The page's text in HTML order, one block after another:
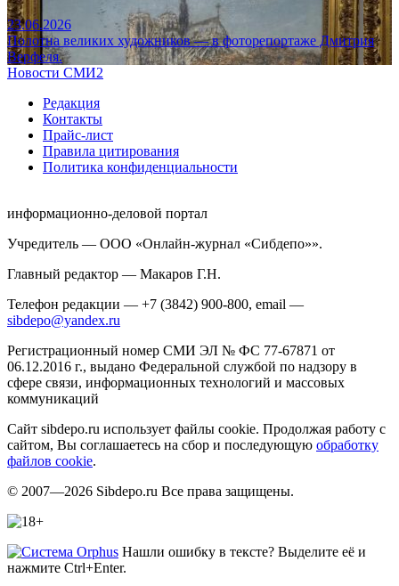
23.06.2026
Полотна великих художников — в фоторепортаже Дмитрия
Верфеля.
Новости СМИ2
Редакция
Контакты
Прайс-лист
Правила цитирования
Политика конфиденциальности
информационно-деловой портал
Учредитель — ООО «Онлайн-журнал «Сибдепо»».
Главный редактор — Макаров Г.Н.
Телефон редакции — +7 (3842) 900-800, email —
sibdepo@yandex.ru
Регистрационный номер СМИ ЭЛ № ФС 77-67871 от
06.12.2016 г., выдано Федеральной службой по надзору в
сфере связи, информационных технологий и массовых
коммуникаций
Сайт sibdepo.ru использует файлы cookie. Продолжая работу с
сайтом, Вы соглашаетесь на сбор и последующую обработку
файлов cookie.
© 2007—2026 Sibdepo.ru Все права защищены.
Нашли ошибку в тексте? Выделите её и
нажмите Ctrl+Enter.